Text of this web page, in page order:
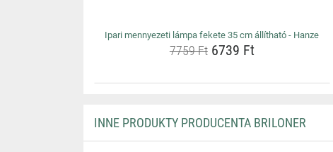
Ipari mennyezeti lámpa fekete 35 cm állítható - Hanze
7759 Ft6739 Ft
INNE PRODUKTY PRODUCENTA BRILONER